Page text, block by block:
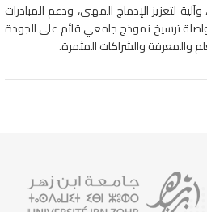
لتعزيز الإدماج المهني، ودعم المبادرات
ترسيخ نموذج جامعي قائم على الجودة
والمعرفة والشراكات المثمرة.